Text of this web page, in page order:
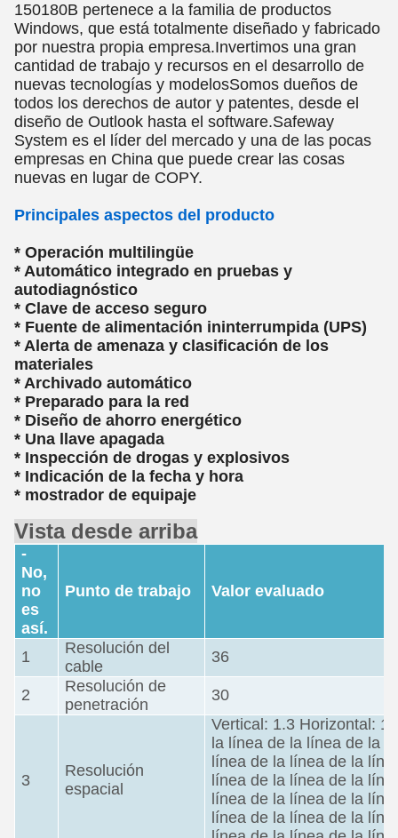
150180B pertenece a la familia de productos
Windows, que está totalmente diseñado y fabricado
por nuestra propia empresa.Invertimos una gran
cantidad de trabajo y recursos en el desarrollo de
nuevas tecnologías y modelosSomos dueños de
todos los derechos de autor y patentes, desde el
diseño de Outlook hasta el software.Safeway
System es el líder del mercado y una de las pocas
empresas en China que puede crear las cosas
nuevas en lugar de COPY.
Principales aspectos del producto
* Operación multilingüe
* Automático integrado en pruebas y
autodiagnóstico
* Clave de acceso seguro
* Fuente de alimentación ininterrumpida (UPS)
* Alerta de amenaza y clasificación de los
materiales
* Archivado automático
* Preparado para la red
* Diseño de ahorro energético
* Una llave apagada
* Inspección de drogas y explosivos
* Indicación de la fecha y hora
* mostrador de equipaje
Vista desde arriba
-
No,
no
es
así.
Punto de trabajo Valor evaluado
1
Resolución del
cable
36
2
Resolución de
penetración
30
3
Resolución
espacial
Vertical: 1.3 Horizontal:
la línea de la línea de la
línea de la línea de la
línea de la línea de la
línea de la línea de la
línea de la línea de la